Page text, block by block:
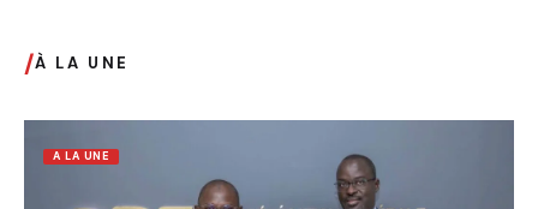
/À LA UNE
A LA UNE